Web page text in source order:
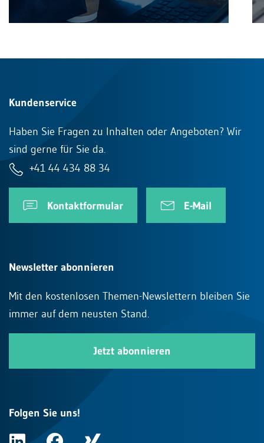
Kundenservice
Haben Sie Fragen zu Inhalten oder Angeboten? Wir
sind gerne für Sie da.
+41 44 434 88 34
Kontaktformular E-Mail
Newsletter abonnieren
Mit den kostenlosen Themen-Newslettern bleiben Sie
immer auf dem neusten Stand.
Jetzt abonnieren
Folgen Sie uns!